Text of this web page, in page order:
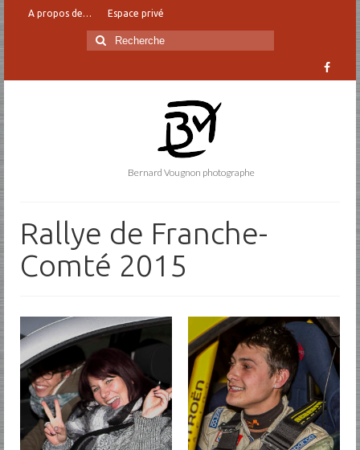
A propos de… Espace privé
Rechercher
:
Bernard Vougnon photographe
Rallye de Franche-
Comté 2015